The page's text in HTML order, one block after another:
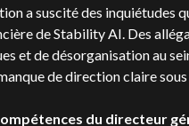
a suscité des inquiétudes
de Stability AI. Des
et de désorganisation au
de direction claire
du directeur